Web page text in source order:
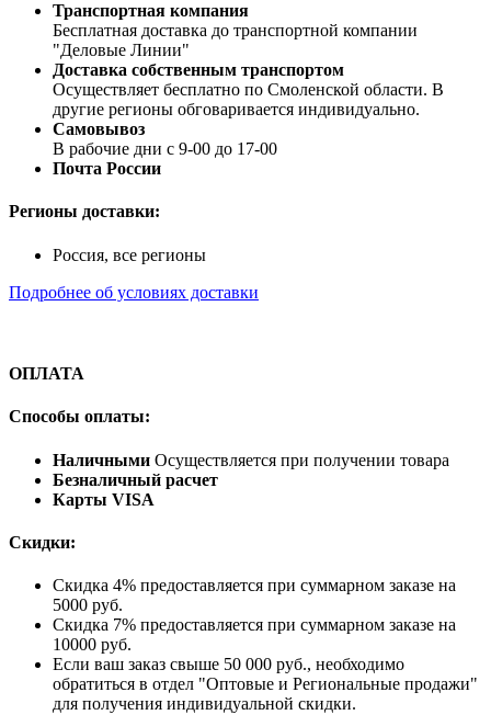
Транспортная компания
Бесплатная доставка до транспортной компании
"Деловые Линии"
Доставка собственным транспортом
Осуществляет бесплатно по Смоленской области. В
другие регионы обговаривается индивидуально.
Самовывоз
В рабочие дни с 9-00 до 17-00
Почта России
Регионы доставки:
Россия, все регионы
Подробнее об условиях доставки
ОПЛАТА
Способы оплаты:
Наличными Осуществляется при получении товара
Безналичный расчет
Карты VISA
Скидки:
Скидка 4% предоставляется при суммарном заказе на
5000 руб.
Скидка 7% предоставляется при суммарном заказе на
10000 руб.
Если ваш заказ свыше 50 000 руб., необходимо
обратиться в отдел "Оптовые и Региональные продажи"
для получения индивидуальной скидки.